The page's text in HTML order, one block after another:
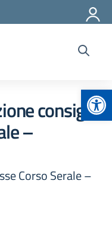
consigli
–
Corso Serale –